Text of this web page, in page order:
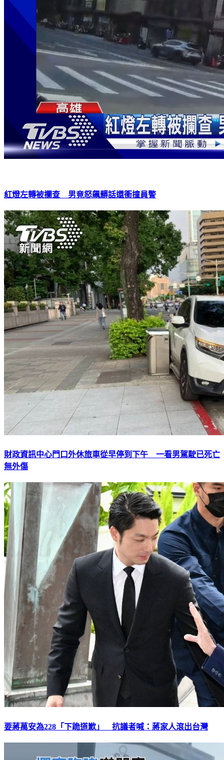
紅燈左轉被攔查 男竟怒飆髒話還衝撞員警
財政資訊中心門口外休旅車從早停到下午 一看男駕駛已死亡
無外傷
要蔣萬安為228「下跪道歉」 抗議者喊：蔣家人滾出台灣